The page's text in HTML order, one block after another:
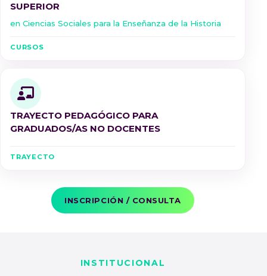
SUPERIOR
en Ciencias Sociales para la Enseñanza de la Historia
CURSOS
TRAYECTO PEDAGÓGICO PARA
GRADUADOS/AS NO DOCENTES
TRAYECTO
INSCRIPCIÓN / CONSULTA
INSTITUCIONAL